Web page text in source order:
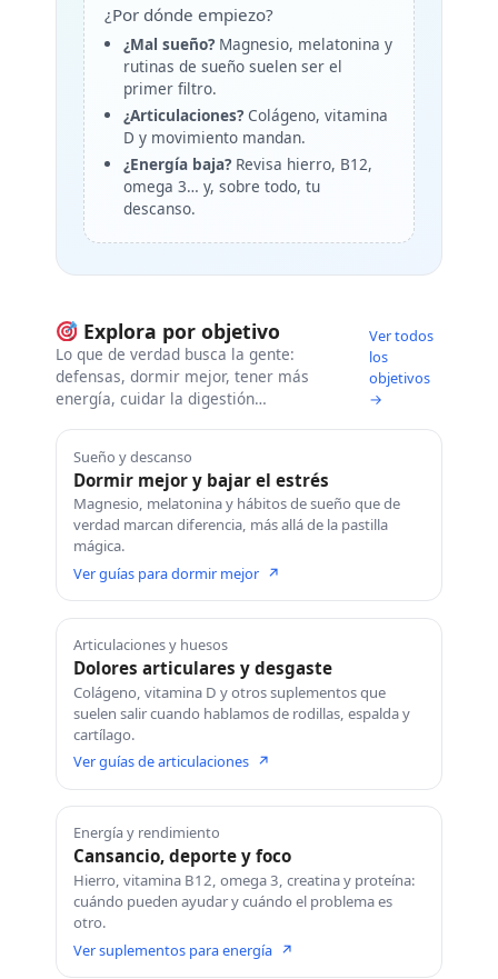
¿Por dónde empiezo?
¿Mal sueño? Magnesio, melatonina y
rutinas de sueño suelen ser el
primer filtro.
¿Articulaciones? Colágeno, vitamina
D y movimiento mandan.
¿Energía baja? Revisa hierro, B12,
omega 3… y, sobre todo, tu
descanso.
Explora por objetivo
Lo que de verdad busca la gente:
defensas, dormir mejor, tener más
energía, cuidar la digestión…
Ver todos
los
objetivos
→
Sueño y descanso
Dormir mejor y bajar el estrés
Magnesio, melatonina y hábitos de sueño que de
verdad marcan diferencia, más allá de la pastilla
mágica.
Ver guías para dormir mejor ↗
Articulaciones y huesos
Dolores articulares y desgaste
Colágeno, vitamina D y otros suplementos que
suelen salir cuando hablamos de rodillas, espalda y
cartílago.
Ver guías de articulaciones ↗
Energía y rendimiento
Cansancio, deporte y foco
Hierro, vitamina B12, omega 3, creatina y proteína:
cuándo pueden ayudar y cuándo el problema es
otro.
Ver suplementos para energía ↗